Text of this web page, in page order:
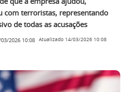
com terroristas, representando
de todas as acusações
2026 10:08 Atualizado 14/03/2026 10:08